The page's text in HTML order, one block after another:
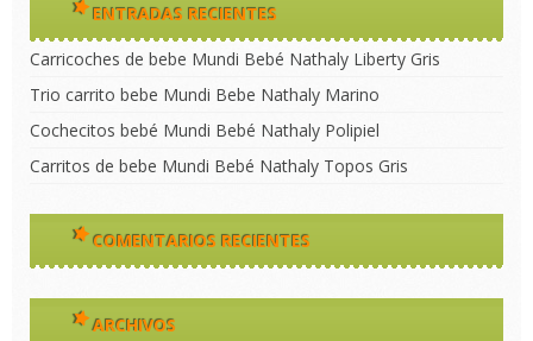
ENTRADAS RECIENTES
Carricoches de bebe Mundi Bebé Nathaly Liberty Gris
Trio carrito bebe Mundi Bebe Nathaly Marino
Cochecitos bebé Mundi Bebé Nathaly Polipiel
Carritos de bebe Mundi Bebé Nathaly Topos Gris
COMENTARIOS RECIENTES
ARCHIVOS